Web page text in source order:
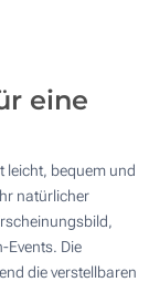
eine
leicht, bequem und
natürlicher
Events. Die
die verstellbaren